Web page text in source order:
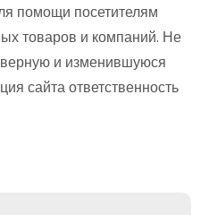
помощи посетителям
товаров и компаний. Не
и изменившуюся
сайта ответственность